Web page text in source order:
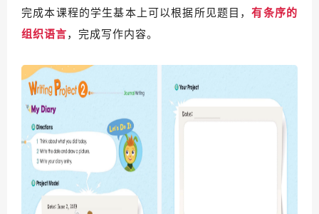
完成本课程的学生基本上可以根据所见题目，有条序的
组织语言，完成写作内容。